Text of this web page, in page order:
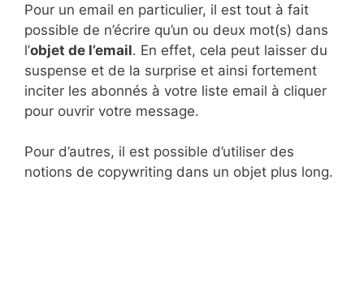
Pour un email en particulier, il est tout à fait
possible de n’écrire qu’un ou deux mot(s) dans
l’objet de l’email. En effet, cela peut laisser du
suspense et de la surprise et ainsi fortement
inciter les abonnés à votre liste email à cliquer
pour ouvrir votre message.
Pour d’autres, il est possible d’utiliser des
notions de copywriting dans un objet plus long.